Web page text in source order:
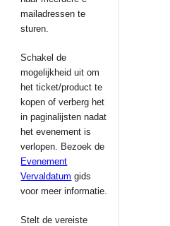
mailadressen te
sturen.
Schakel de
mogelijkheid uit om
het ticket/product te
kopen of verberg het
in paginalijsten nadat
het evenement is
verlopen. Bezoek de
Evenement
Vervaldatum gids
voor meer informatie.
Stelt de vereiste